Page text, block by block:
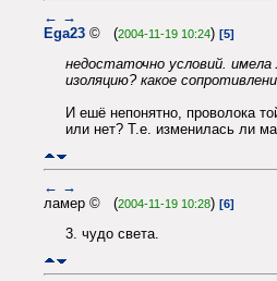
← →
Ega23 © (2004-11-19 10:24) [5]
недостаточно условий. имела
изоляцию? какое
И ешё непонятно, проволока
или нет? Т.е. изменилась ли
← →
ламер © (2004-11-19 10:28) [6]
3. чудо света.